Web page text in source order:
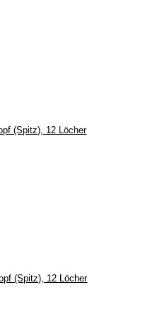
(Spitz), 12 Löcher
(Spitz), 12 Löcher